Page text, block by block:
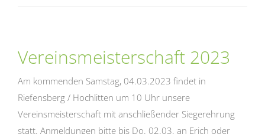
Vereinsmeisterschaft 2023
Am kommenden Samstag, 04.03.2023 findet in
Riefensberg / Hochlitten um 10 Uhr unsere
Vereinsmeisterschaft mit anschließender Siegerehrung
statt. Anmeldungen bitte bis Do. 02.03. an Erich oder